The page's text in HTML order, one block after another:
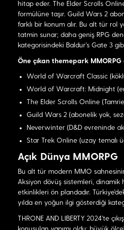
hitap eder. The Elder Scrolls
formülüne taşır. Guild Wars 2
farklı bir konum alır. Bu alt tür rol
tatmin sunar; daha geniş RPG
kategorisindeki Baldur's Gate 3
Öne çıkan themepark MMORPG
World of Warcraft Classic
World of Warcraft: Midnight
The Elder Scrolls Online
Guild Wars 2 (abonelik yok,
Neverwinter (D&D evreninde
Star Trek Online (uzay temalı
Açık Dünya MMORPG
Bu alt tür modern MMO sahnesinin
Aksiyon dövüş sistemleri, dinamik
etkinlikleri ön plandadır.
yılda en yoğun ilgi gösterdiği
THRONE AND LIBERTY 2024'te